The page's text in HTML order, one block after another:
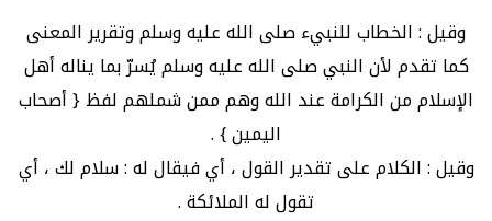
وقيل : الخطاب للنبيء صلى الله عليه وسلم وتقرير المعنى
كما تقدم لأن النبي صلى الله عليه وسلم يُسرّ بما يناله أهل
الإسلام من الكرامة عند الله وهم ممن شملهم لفظ { أصحاب
اليمين } .
وقيل : الكلام على تقدير القول ، أي فيقال له : سلام لك ، أي
تقول له الملائكة .